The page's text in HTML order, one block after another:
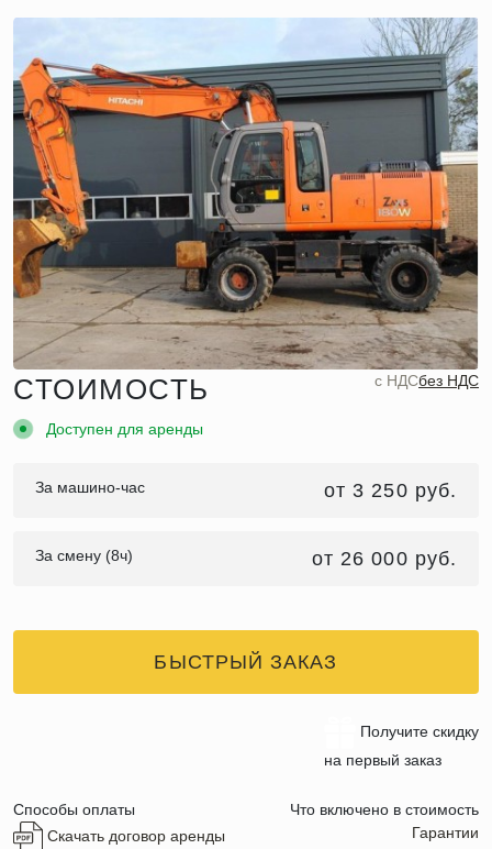
СТОИМОСТЬ c НДСбез НДС
Доступен для аренды
За машино-час от 3 250 руб.
За смену (8ч) от 26 000 руб.
БЫСТРЫЙ ЗАКАЗ
Получите скидку
на первый заказ
Способы оплаты
Что включено в стоимость
Скачать договор аренды
Гарантии